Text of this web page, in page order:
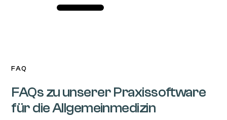
FAQ
FAQs zu unserer Praxissoftware
für die Allgemeinmedizin